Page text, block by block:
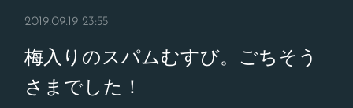
2019.09.19 23:55
梅入りのスパムむすび。ごちそう
さまでした！